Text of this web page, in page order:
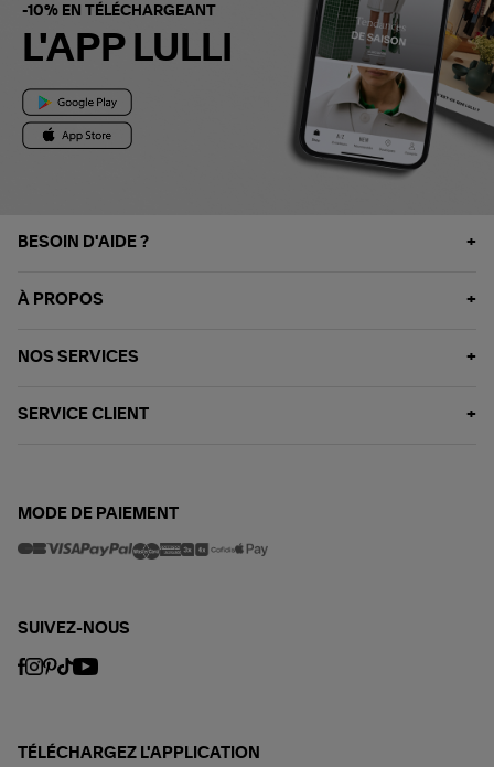
-10% EN TÉLÉCHARGEANT
L'APP LULLI
BESOIN D'AIDE ?
À PROPOS
NOS SERVICES
SERVICE CLIENT
MODE DE PAIEMENT
SUIVEZ-NOUS
TÉLÉCHARGEZ L'APPLICATION